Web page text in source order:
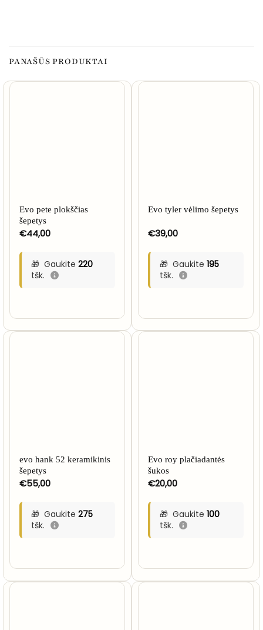
PANAŠŪS PRODUKTAI
Evo pete plokščias
šepetys
€44,00
Gaukite 220
tšk.
Evo tyler vėlimo šepetys
€39,00
Gaukite 195
tšk.
evo hank 52 keramikinis
šepetys
€55,00
Gaukite 275
tšk.
Evo roy plačiadantės
šukos
€20,00
Gaukite 100
tšk.